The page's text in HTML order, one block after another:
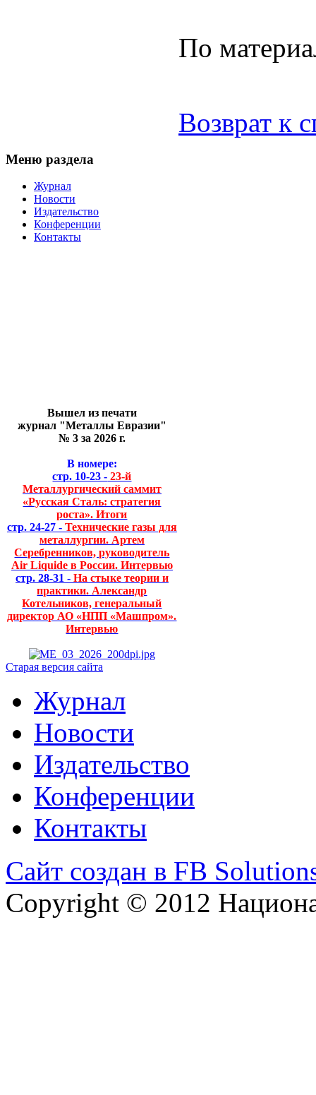
По
Возврат к
Меню раздела
Журнал
Новости
Издательство
Конференции
Контакты
Вышел из печати
журнал "Металлы Евразии"
№ 3 за 2026 г.
В номере:
стр. 10-23 - 23-й
Металлургический саммит
«Русская Сталь: стратегия
роста». Итоги
стр. 24-27 - Технические газы для
металлургии. Артем
Серебренников, руководитель
Air Liquide в России. Интервью
стр. 28-31 - На стыке теории и
практики. Александр
Котельников, генеральный
директор АО «НПП «Машпром».
Интервью
Старая версия сайта
Журнал
Новости
Издательство
Конференции
Контакты
Сайт создан в FB
Copyright © 2012